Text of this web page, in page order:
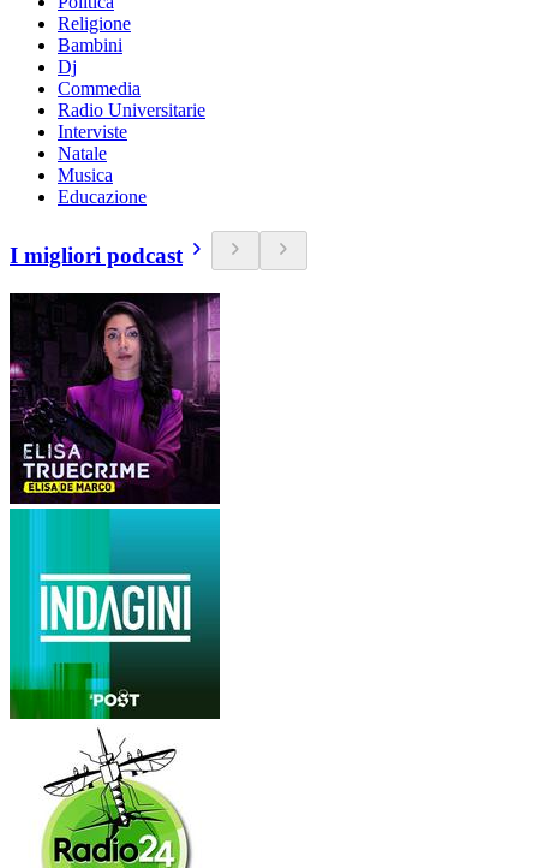
Religione
Bambini
Dj
Commedia
Radio Universitarie
Interviste
Natale
Musica
Educazione
I migliori podcast